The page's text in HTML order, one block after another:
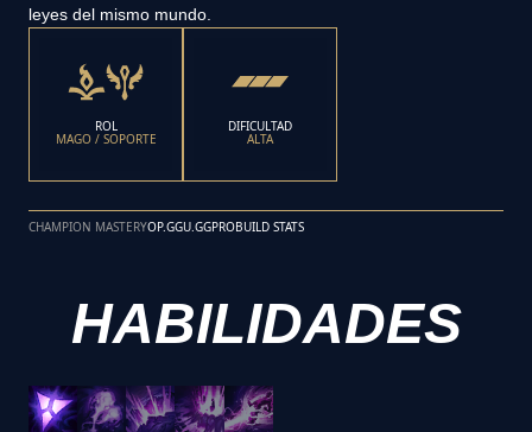
leyes del mismo mundo.
ROL
MAGO / SOPORTE
DIFICULTAD
ALTA
CHAMPION MASTERYOP.GGU.GGPROBUILD STATS
HABILIDADES